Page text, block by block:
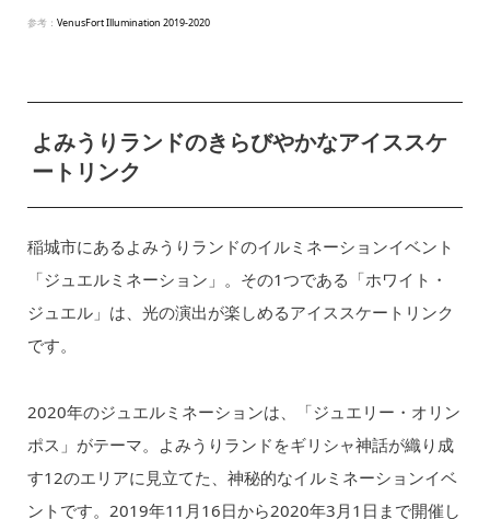
参考： VenusFort Illumination 2019-2020
よみうりランドのきらびやかなアイススケ
ートリンク
稲城市にあるよみうりランドのイルミネーションイベント
「ジュエルミネーション」。その1つである「ホワイト・
ジュエル」は、光の演出が楽しめるアイススケートリンク
です。
2020年のジュエルミネーションは、「ジュエリー・オリン
ポス」がテーマ。よみうりランドをギリシャ神話が織り成
す12のエリアに見立てた、神秘的なイルミネーションイベ
ントです。2019年11月16日から2020年3月1日まで開催し